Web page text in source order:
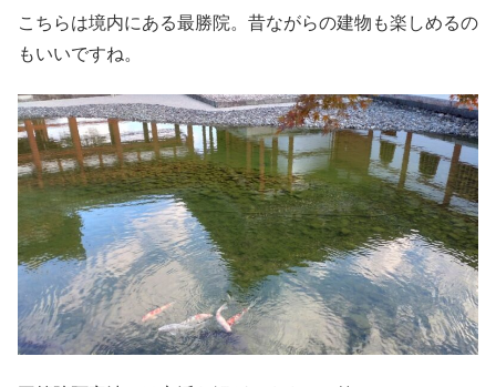
こちらは境内にある最勝院。昔ながらの建物も楽しめるの
もいいですね。